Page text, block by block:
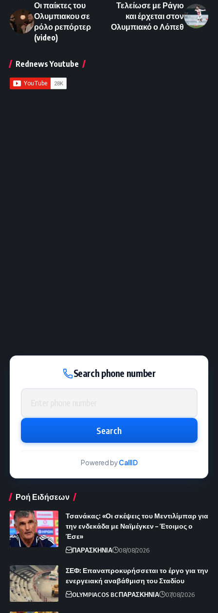
Οι παίκτες του
Ολυμπιακου σε
ρόλο ρεπόρτερ
(video)
Τελείωσε με Ράγιο
και έρχεται στον
Ολυμπιακό ο Λόπεθ
Rednews Youtube
Search phone number
Phone number
Search
Powered byCallID
Ροή Ειδήσεων
Τσανάκας: «Οι σκέψεις του Μεντιλίμπαρ για
την ενδεκάδα με Ναϊμέγκεν – Έτοιμος ο
Έσε»
ΠΑΡΑΣΚΗΝΙΑ 08/08/2026
ΣΕΦ: Επαναπροκυρήσσεται το έργο για την
ενεργειακή αναβάθμιση του Σταδίου
OLYMPIACOS BCΠΑΡΑΣΚΗΝΙΑ 07/08/2026